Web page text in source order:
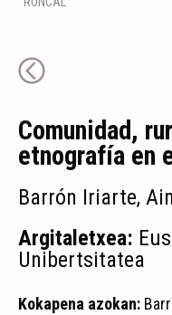
Comunidad,
etnografía en
Barrón Iriarte,
Argitaletxea:
Unibertsitatea
Kokapena azokan: